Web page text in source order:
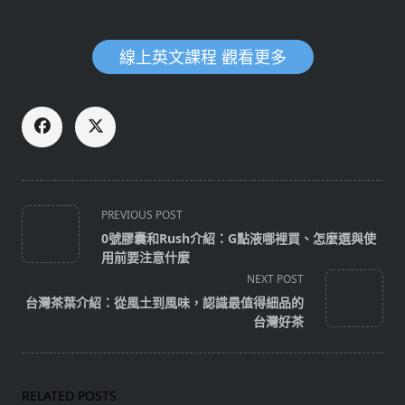
線上英文課程 觀看更多
<span
class="nav-
subtitle
reader-
PREVIOUS POST
0號膠囊和Rush介紹：G點液哪裡買、怎麼選與使
用前要注意什麼
NEXT POST
台灣茶葉介紹：從風土到風味，認識最值得細品的
台灣好茶
RELATED POSTS